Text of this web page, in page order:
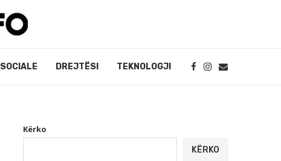
SOCIALE DREJTËSI TEKNOLOGJI
Kërko
KËRKO